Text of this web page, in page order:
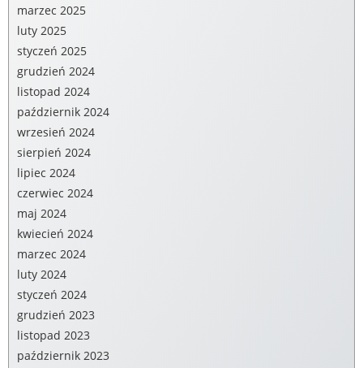
marzec 2025
luty 2025
styczeń 2025
grudzień 2024
listopad 2024
październik 2024
wrzesień 2024
sierpień 2024
lipiec 2024
czerwiec 2024
maj 2024
kwiecień 2024
marzec 2024
luty 2024
styczeń 2024
grudzień 2023
listopad 2023
październik 2023